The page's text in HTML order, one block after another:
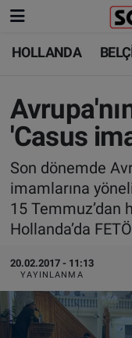
HOLLANDA
'Casus
Son dönemde
imamlarına
15 Temmuz’dan
Hollanda’da
20.02.2017 - 11:13
YAYINLANMA
HOLLANDA
BELÇİKA
ALMANYA
FRANSA
AVUSTURYA
SAĞLIK -
BİLİM-
HOLLANDA
BELÇİKA
ALMANYA
TÜRKİYE
DÜNYA
BİLİM-
SAĞLIK
Nöbetçi
Hava Durumu
Trafik Durumu
Süper Lig
Tüm Manşetler
Son Dakika
Haber Arşivi